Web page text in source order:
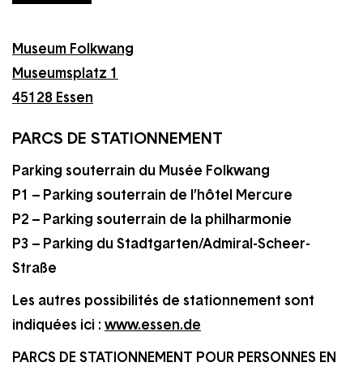
Museum Folkwang
Museumsplatz 1
45128 Essen
PARCS DE STATIONNEMENT
Parking souterrain du Musée Folkwang
P1 – Parking souterrain de l’hôtel Mercure
P2 – Parking souterrain de la philharmonie
P3 – Parking du Stadtgarten/Admiral-Scheer-
Straße
Les autres possibilités de stationnement sont
indiquées ici : www.essen.de
PARCS DE STATIONNEMENT POUR PERSONNES EN